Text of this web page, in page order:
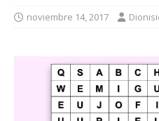
noviembre 14, 2017